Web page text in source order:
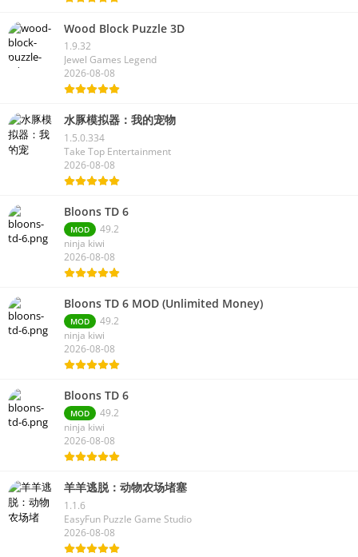
Wood Block Puzzle 3D
1.9.32
Jewel Games Legend
2026-08-08
水豚模拟器：我的宠物
1.5.0.334
Take Top Entertainment
2026-08-08
Bloons TD 6
MOD
49.2
ninja kiwi
2026-08-08
Bloons TD 6 MOD (Unlimited Money)
MOD
49.2
ninja kiwi
2026-08-08
Bloons TD 6
MOD
49.2
ninja kiwi
2026-08-08
羊羊逃脱：动物农场堵塞
1.1.6
EasyFun Puzzle Game Studio
2026-08-08